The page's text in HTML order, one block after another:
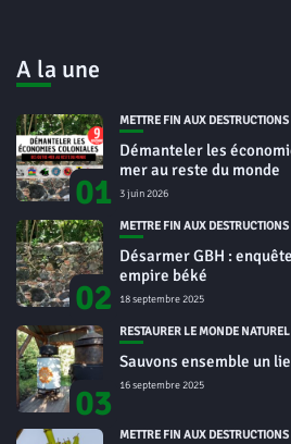
A la une
01
METTRE FIN AUX
Démanteler les
mer au reste du monde
3 juin 2026
02
METTRE FIN AUX
Désarmer GBH :
empire béké
18 septembre 2025
03
RESTAURER LE MONDE NATUREL
Sauvons ensemble un
16 septembre 2025
METTRE FIN AUX